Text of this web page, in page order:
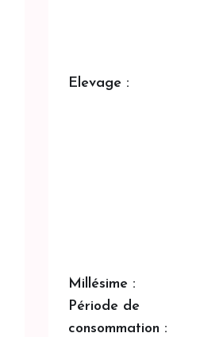
Elevage :
Millésime :
Période de
consommation :